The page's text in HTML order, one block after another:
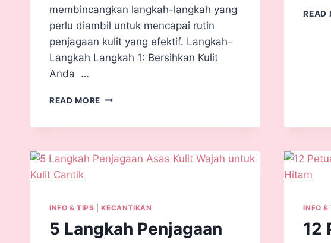
membincangkan langkah-langkah yang
perlu diambil untuk mencapai rutin
penjagaan kulit yang efektif. Langkah-
Langkah Langkah 1: Bersihkan Kulit
Anda …
READ MORE
READ
INFO & TIPS |KECANTIKAN
5 Langkah Penjagaan
INFO &
12